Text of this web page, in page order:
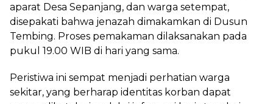
aparat Desa Sepanjang, dan warga setempat,
disepakati bahwa jenazah dimakamkan di Dusun
Tembing. Proses pemakaman dilaksanakan pada
pukul 19.00 WIB di hari yang sama.
Peristiwa ini sempat menjadi perhatian warga
sekitar, yang berharap identitas korban dapat